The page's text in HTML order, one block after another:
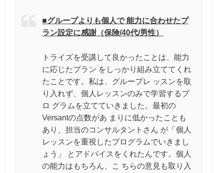
■グループよりも個人で 能力に合わせたプ
ラン設定に感謝（保険/40代/男性）
トライズを受講して良かったことは、能力
に応じたプラン をしっかり組み立ててくれ
たことです。私は、グループレ ッスンを取
り入れず、個人レッスンのみで学習するプ
ロ グラムを立てていきました。最初の
Versantの点数があ まりに低かったことも
あり、担当のコンサルタントさん が「個人
レッスンを重視したプログラムでいきまし
ょう」 とアドバイスをくれたんです。個人
の能力はもちろん、こ ちらの意見も取り入